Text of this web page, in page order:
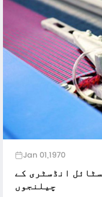
Jan 01,1970
انڈسٹری کے
چیلنجوں